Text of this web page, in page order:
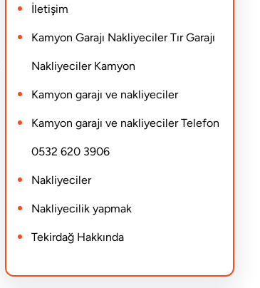
İletişim
Kamyon Garajı Nakliyeciler Tır Garajı
Nakliyeciler Kamyon
Kamyon garajı ve nakliyeciler
Kamyon garajı ve nakliyeciler Telefon
0532 620 3906
Nakliyeciler
Nakliyecilik yapmak
Tekirdağ Hakkında